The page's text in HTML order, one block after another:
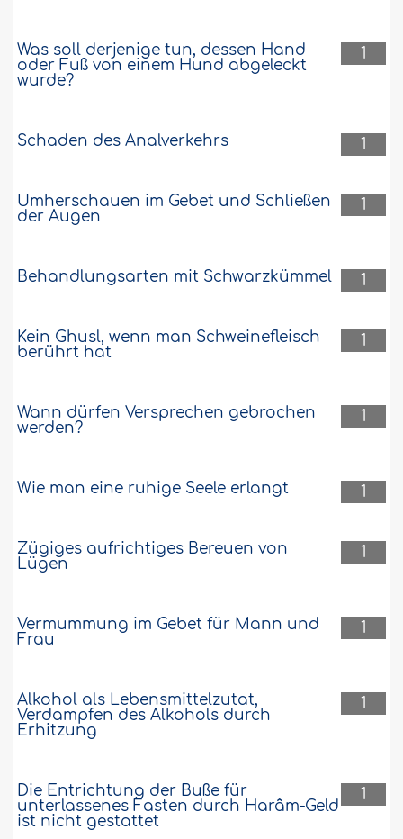
1
Was soll derjenige tun, dessen Hand
oder Fuß von einem Hund abgeleckt
wurde?
1
Schaden des Analverkehrs
1
Umherschauen im Gebet und Schließen
der Augen
1
Behandlungsarten mit Schwarzkümmel
1
Kein Ghusl, wenn man Schweinefleisch
berührt hat
1
Wann dürfen Versprechen gebrochen
werden?
1
Wie man eine ruhige Seele erlangt
1
Zügiges aufrichtiges Bereuen von
Lügen
1
Vermummung im Gebet für Mann und
Frau
1
Alkohol als Lebensmittelzutat,
Verdampfen des Alkohols durch
Erhitzung
1
Die Entrichtung der Buße für
unterlassenes Fasten durch Harâm-Geld
ist nicht gestattet